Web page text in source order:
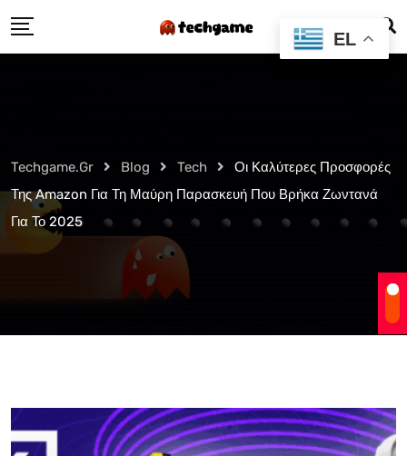
to
Techgame.gr Blog Tech
Οι Καλύτερες Προσφορές
Της Amazon Για Τη Μαύρη Παρασκευή Που Βρήκα Ζωντανά
Για Το 2025
EL